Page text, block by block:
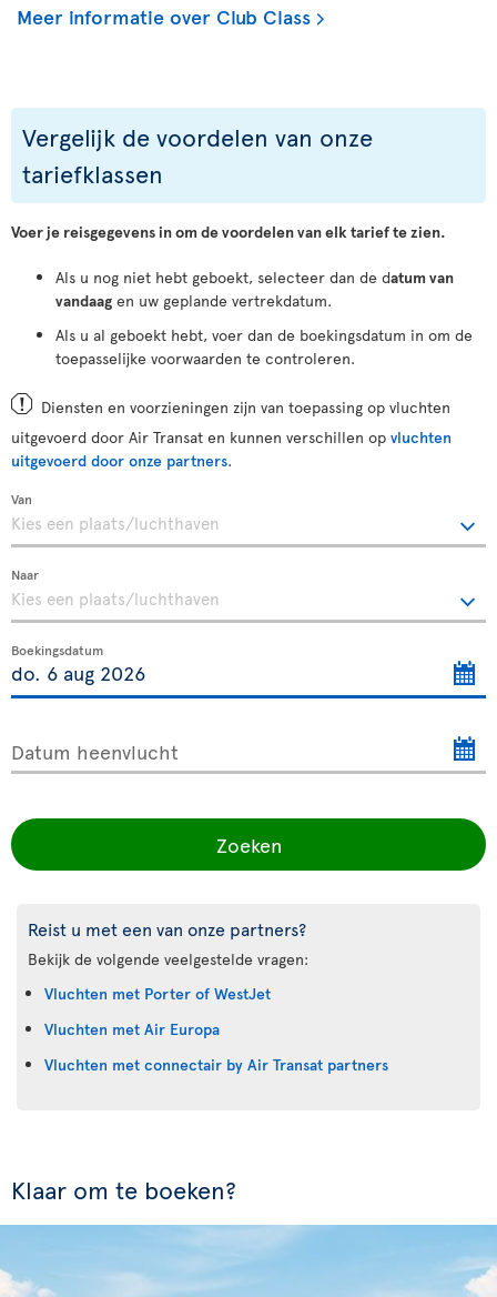
Meer informatie over Club Class
Vergelijk de voordelen van onze
tariefklassen
Voer je reisgegevens in om de voordelen van elk tarief te zien.
Als u nog niet hebt geboekt, selecteer dan de datum van
vandaag en uw geplande vertrekdatum.
Als u al geboekt hebt, voer dan de boekingsdatum in om de
toepasselijke voorwaarden te controleren.
Diensten en voorzieningen zijn van toepassing op vluchten
uitgevoerd door Air Transat en kunnen verschillen op vluchten
uitgevoerd door onze partners.
Van
Naar
Boekingsdatum
Datum heenvlucht
Zoeken
Reist u met een van onze partners?
Bekijk de volgende veelgestelde vragen:
Vluchten met Porter of WestJet
Vluchten met Air Europa
Vluchten met connectair by Air Transat partners
Klaar om te boeken?